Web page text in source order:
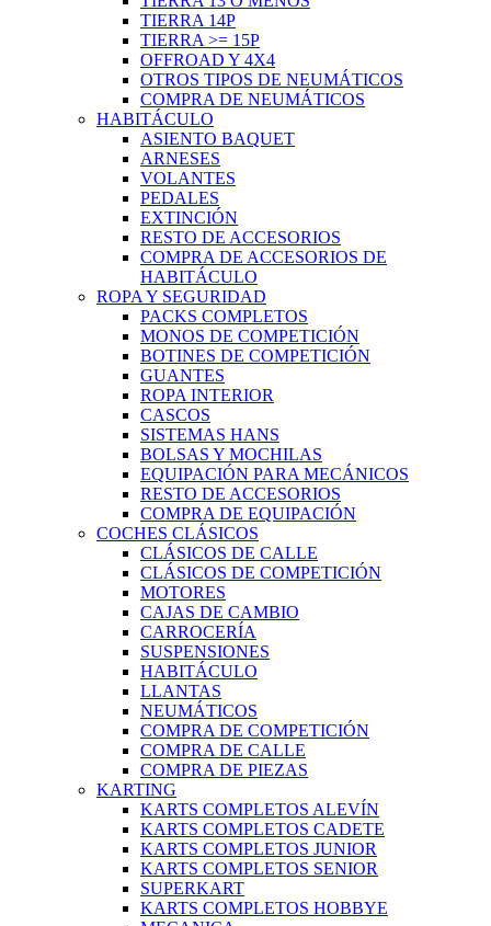
TIERRA 14P
TIERRA >= 15P
OFFROAD Y 4X4
OTROS TIPOS DE NEUMÁTICOS
COMPRA DE NEUMÁTICOS
HABITÁCULO
ASIENTO BAQUET
ARNESES
VOLANTES
PEDALES
EXTINCIÓN
RESTO DE ACCESORIOS
COMPRA DE ACCESORIOS DE
HABITÁCULO
ROPA Y SEGURIDAD
PACKS COMPLETOS
MONOS DE COMPETICIÓN
BOTINES DE COMPETICIÓN
GUANTES
ROPA INTERIOR
CASCOS
SISTEMAS HANS
BOLSAS Y MOCHILAS
EQUIPACIÓN PARA MECÁNICOS
RESTO DE ACCESORIOS
COMPRA DE EQUIPACIÓN
COCHES CLÁSICOS
CLÁSICOS DE CALLE
CLÁSICOS DE COMPETICIÓN
MOTORES
CAJAS DE CAMBIO
CARROCERÍA
SUSPENSIONES
HABITÁCULO
LLANTAS
NEUMÁTICOS
COMPRA DE COMPETICIÓN
COMPRA DE CALLE
COMPRA DE PIEZAS
KARTING
KARTS COMPLETOS ALEVÍN
KARTS COMPLETOS CADETE
KARTS COMPLETOS JUNIOR
KARTS COMPLETOS SENIOR
SUPERKART
KARTS COMPLETOS HOBBYE